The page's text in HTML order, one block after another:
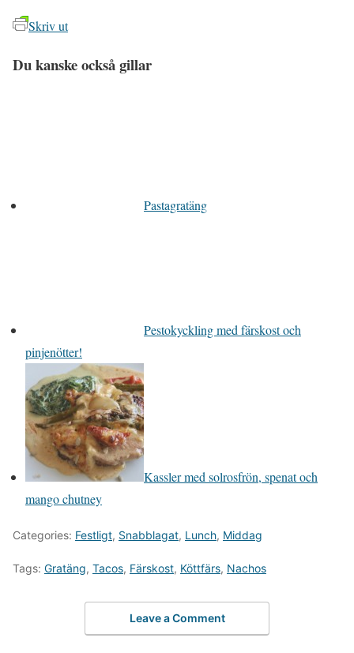
Skriv ut
Du kanske också gillar
Pastagratäng
Pestokyckling med färskost och
pinjenötter!
Kassler med solrosfrön, spenat och
mango chutney
Categories: Festligt, Snabblagat, Lunch, Middag
Tags: Gratäng, Tacos, Färskost, Köttfärs, Nachos
Leave a Comment